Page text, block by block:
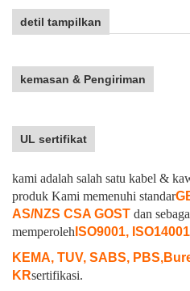
detil tampilkan
kemasan & Pengiriman
UL sertifikat
kami adalah salah satu kabel &
produk Kami memenuhi standar
AS/NZS CSA GOST dan
memperoleh ISO9001,
KEMA, TUV, SABS, PBS,
KRsertifikasi.